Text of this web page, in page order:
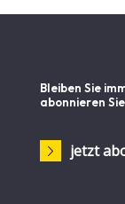
Bleiben Sie
abonnieren
jetzt